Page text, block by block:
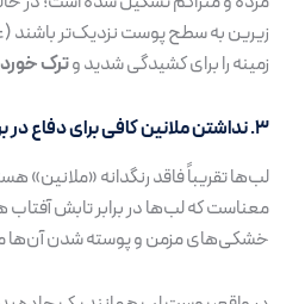
زیرین به سطح پوست نزدیک‌تر باشند
زمینه را برای کشیدگی شدید وترک
۳. نداشتن ملانین کافی برای دفاع در برابر آفتاب
معناست که لب‌ها در برابر تابش آفتاب
خشکی‌های مزمن و پوسته شدن